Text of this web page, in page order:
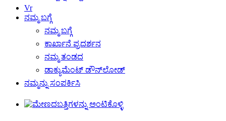
Vr
ನಮ್ಮ ಬಗ್ಗೆ
ನಮ್ಮ ಬಗ್ಗೆ
ಕಾರ್ಖಾನೆ ಪ್ರದರ್ಶನ
ನಮ್ಮ ತಂಡದ
ಡಾಕ್ಯುಮೆಂಟ್ ಡೌನ್‌ಲೋಡ್
ನಮ್ಮನ್ನು ಸಂಪರ್ಕಿಸಿ